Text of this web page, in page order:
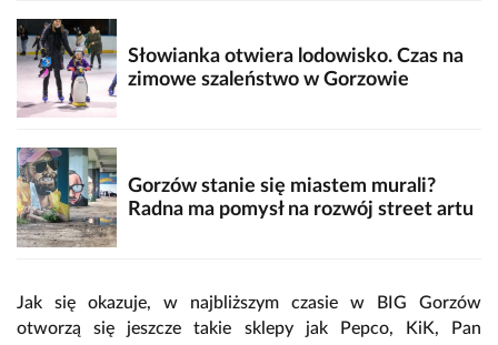
Słowianka otwiera lodowisko. Czas na
zimowe szaleństwo w Gorzowie
Gorzów stanie się miastem murali?
Radna ma pomysł na rozwój street artu
Jak się okazuje, w najbliższym czasie w BIG Gorzów
otworzą się jeszcze takie sklepy jak Pepco, KiK, Pan